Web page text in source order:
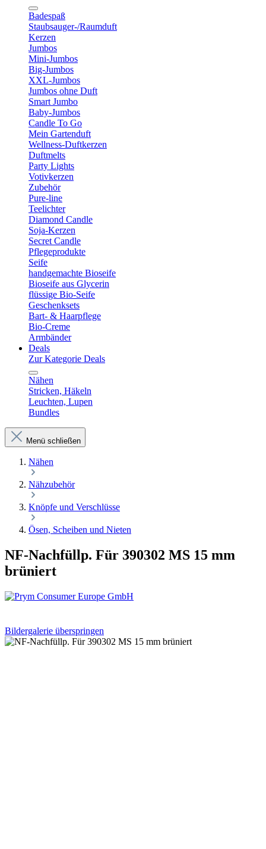
Badespaß
Staubsauger-/Raumduft
Kerzen
Jumbos
Mini-Jumbos
Big-Jumbos
XXL-Jumbos
Jumbos ohne Duft
Smart Jumbo
Baby-Jumbos
Candle To Go
Mein Gartenduft
Wellness-Duftkerzen
Duftmelts
Party Lights
Votivkerzen
Zubehör
Pure-line
Teelichter
Diamond Candle
Soja-Kerzen
Secret Candle
Pflegeprodukte
Seife
handgemachte Bioseife
Bioseife aus Glycerin
flüssige Bio-Seife
Geschenksets
Bart- & Haarpflege
Bio-Creme
Armbänder
Deals
Zur Kategorie Deals
Nähen
Stricken, Häkeln
Leuchten, Lupen
Bundles
Menü schließen
Nähen
Nähzubehör
Knöpfe und Verschlüsse
Ösen, Scheiben und Nieten
NF-Nachfüllp. Für 390302 MS 15 mm
brüniert
Bildergalerie überspringen